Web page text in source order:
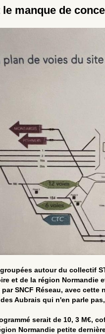
le manque de
autour du collectif
et de la région Normandie
SNCF Réseau, avec
Aubrais qui n'en parle
serait de 10, 3 M€,
Normandie petite